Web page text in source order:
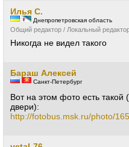
Илья С.
Днепропетровская область
Общий редактор / Локальный
Никогда не видел такого
Бараш Алексей
Санкт-Петербург
Вот на этом фото есть
двери):
http://fotobus.msk.ru/photo/